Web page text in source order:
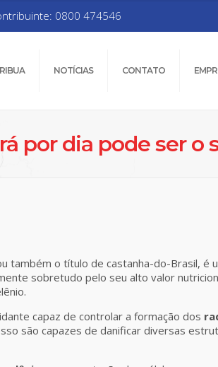
0800 474546
NOTÍCIAS CONTATO
por dia pode ser o
também o título de castanha-do-Brasil, é
sobretudo pelo seu alto valor
capaz de controlar a formação dos
são capazes de danificar diversas